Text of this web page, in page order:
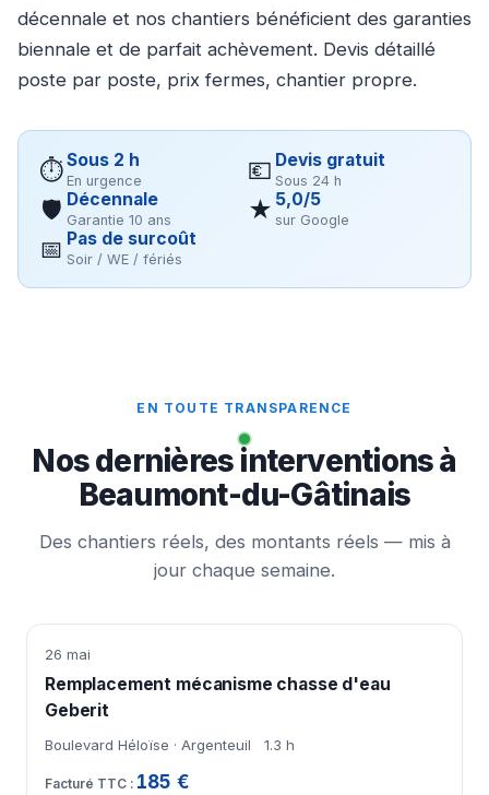
décennale et nos chantiers bénéficient des garanties
biennale et de parfait achèvement. Devis détaillé
poste par poste, prix fermes, chantier propre.
⏱Sous 2 h
En urgence 💶 Devis gratuit
Sous 24 h
🛡 Décennale
Garantie 10 ans ★ 5,0/5
sur Google
📅 Pas de surcoût
Soir / WE / fériés
EN TOUTE TRANSPARENCE
Nos dernières interventions à
Beaumont-du-Gâtinais
Des chantiers réels, des montants réels — mis à
jour chaque semaine.
26 mai
Remplacement mécanisme chasse d'eau
Geberit
Boulevard Héloïse · Argenteuil 1.3 h
185 €